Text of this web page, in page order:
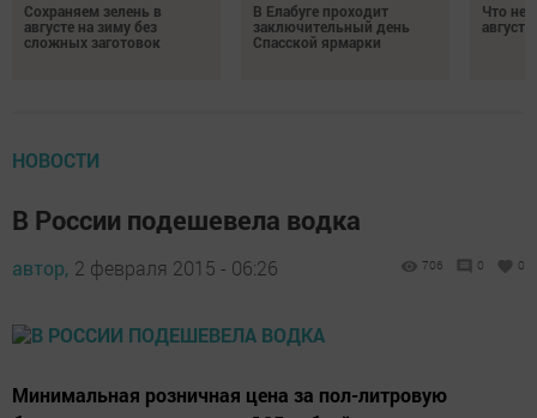
Сохраняем зелень в
августе на зиму без
сложных заготовок
В Елабуге проходит
заключительный день
Спасской ярмарки
Что
НОВОСТИ
В России подешевела водка
автор, 2 февраля 2015 - 06:26 706 0 0
Минимальная розничная цена за пол-литровую